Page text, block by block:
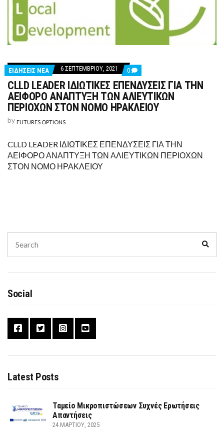
ΕΙΔΗΣΕΙΣ ΝΕΑ 6 ΣΕΠΤΕΜΒΡΊΟΥ, 2021 0 COMMENTS
ON
CLLD
LEADER
ΙΔΙΩΤΙΚΕΣ
ΕΠΕΝΔΥΣΕΙΣ
ΤΩΝ
ΑΛΙΕΥΤΙΚΩΝ
ΠΕΡΙΟΧΩΝ
CLLD LEADER ΙΔΙΩΤΙΚΕΣ ΕΠΕΝΔΥΣΕΙΣ ΓΙΑ ΤΗΝ
ΑΕΙΦΟΡΟ ΑΝΑΠΤΥΞΗ ΤΩΝ ΑΛΙΕΥΤΙΚΩΝ
ΠΕΡΙΟΧΩΝ ΣΤΟΝ ΝΟΜΟ ΗΡΑΚΛΕΙΟΥ
by FUTURES OPTIONS
CLLD LEADER ΙΔΙΩΤΙΚΕΣ ΕΠΕΝΔΥΣΕΙΣ ΓΙΑ ΤΗΝ
ΑΕΙΦΟΡΟ ΑΝΑΠΤΥΞΗ ΤΩΝ ΑΛΙΕΥΤΙΚΩΝ ΠΕΡΙΟΧΩΝ
ΣΤΟΝ ΝΟΜΟ ΗΡΑΚΛΕΙΟΥ
for:
Social
Latest Posts
Ταμείο Μικροπιστώσεων Συχνές Ερωτήσεις
Απαντήσεις
24 ΜΑΡΤΊΟΥ, 2025